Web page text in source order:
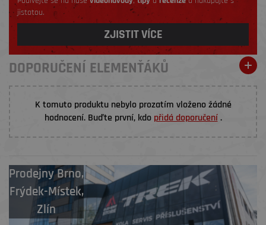
jistotou.
ZJISTIT VÍCE
DOPORUČENÍ ELEMENŤÁKŮ
K tomuto produktu nebylo prozatím vloženo žádné
hodnocení. Buďte první, kdo přidá doporučení.
ProdejnyBrno,
Frýdek-Místek,
Zlín